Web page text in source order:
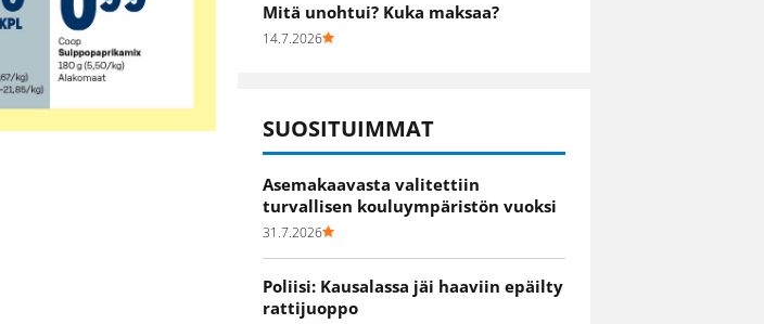
Mitä unohtui? Kuka maksaa?
14.7.2026
SUOSITUIMMAT
Asemakaavasta valitettiin
turvallisen kouluympäristön vuoksi
31.7.2026
Poliisi: Kausalassa jäi haaviin epäilty
rattijuoppo